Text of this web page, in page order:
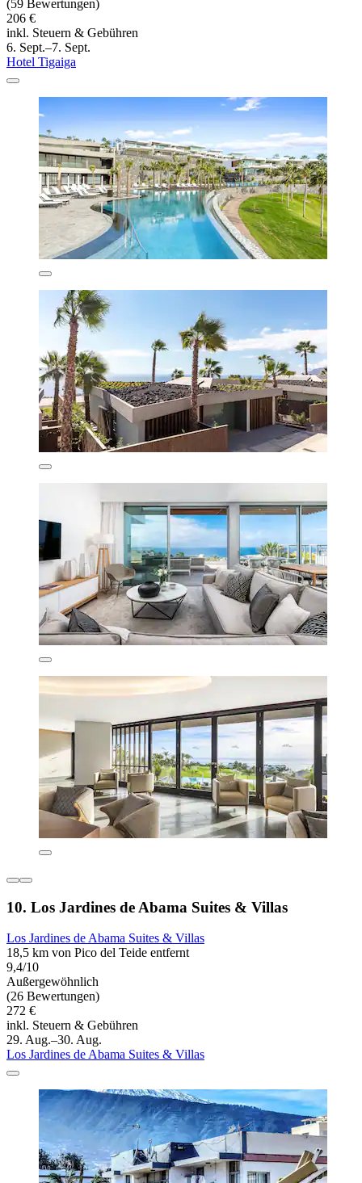
(59 Bewertungen)
206 €
inkl. Steuern & Gebühren
6. Sept.–7. Sept.
Hotel Tigaiga
10. Los Jardines de Abama Suites & Villas
Los Jardines de Abama Suites & Villas
18,5 km von Pico del Teide entfernt
9,4/10
Außergewöhnlich
(26 Bewertungen)
272 €
inkl. Steuern & Gebühren
29. Aug.–30. Aug.
Los Jardines de Abama Suites & Villas